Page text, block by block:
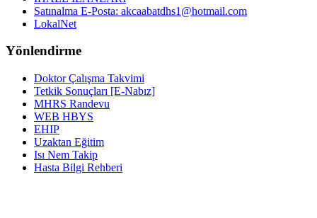
Satınalma E-Posta: akcaabatdhs1@hotmail.com
LokalNet
Yönlendirme
Doktor Çalışma Takvimi
Tetkik Sonuçları [E-Nabız]
MHRS Randevu
WEB HBYS
EHIP
Uzaktan Eğitim
Isı Nem Takip
Hasta Bilgi Rehberi